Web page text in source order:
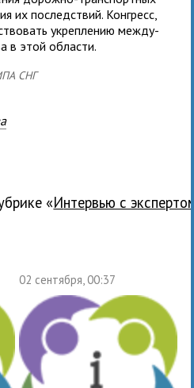
их послед­ствий. Конгресс,
укреп­ле­нию меж­ду­
в этой области.
СНГ
«
Интервью с
02 сентября, 00:37